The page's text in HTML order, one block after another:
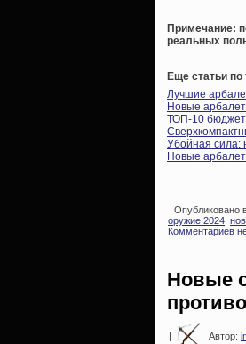
Примечание:
реальных
Еще статьи по
Лучшие
Новые
ТОП-10
Убойная сила:
Новые
Опубликовано
оружие 2024
Комментариев
Новые
| Автор: